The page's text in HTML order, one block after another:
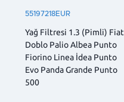
55197218EUR
Yağ Filtresi 1.3 (Pimli) Fiat
Doblo Palio Albea Punto
Fiorino Linea İdea Punto
Evo Panda Grande Punto
500